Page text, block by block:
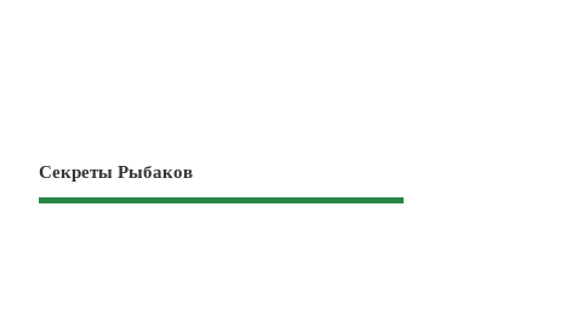
Секреты Рыбаков